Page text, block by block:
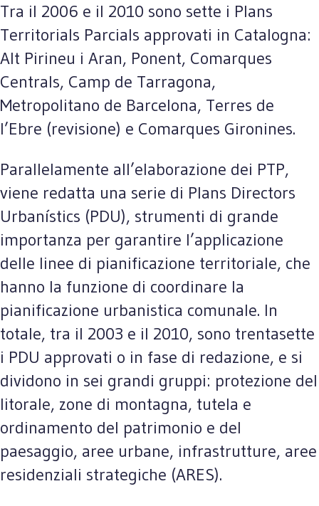
Tra il 2006 e il 2010 sono sette i Plans
Territorials Parcials approvati in Catalogna:
Alt Pirineu i Aran, Ponent, Comarques
Centrals, Camp de Tarragona,
Metropolitano de Barcelona, Terres de
l’Ebre (revisione) e Comarques Gironines.
Parallelamente all’elaborazione dei PTP,
viene redatta una serie di Plans Directors
Urbanístics (PDU), strumenti di grande
importanza per garantire l’applicazione
delle linee di pianificazione territoriale, che
hanno la funzione di coordinare la
pianificazione urbanistica comunale. In
totale, tra il 2003 e il 2010, sono trentasette
i PDU approvati o in fase di redazione, e si
dividono in sei grandi gruppi: protezione del
litorale, zone di montagna, tutela e
ordinamento del patrimonio e del
paesaggio, aree urbane, infrastrutture, aree
residenziali strategiche (ARES).